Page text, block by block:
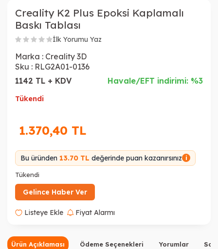
Creality K2 Plus Epoksi Kaplamalı
Baskı Tablası
İlk Yorumu Yaz
Marka : Creality 3D
Sku : RLG2A01-0136
1142 TL + KDV
Havale/EFT indirimi: %3
Tükendi
1.370,40 TL
Bu üründen 13.70 TL değerinde puan kazanırsınız i
Tükendi
Gelince Haber Ver
Listeye Ekle Fiyat Alarmı
Ürün Açıklaması Ödeme Seçenekleri Yorumlar